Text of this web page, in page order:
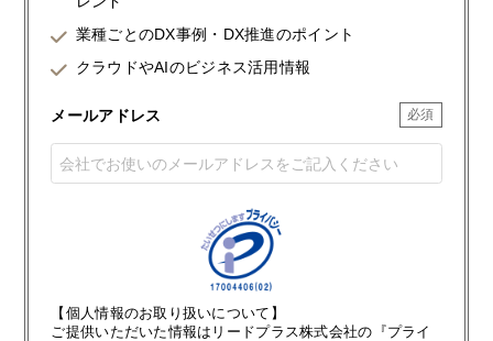
業種ごとのDX事例・DX推進のポイント
クラウドやAIのビジネス活用情報
メールアドレス
【個人情報のお取り扱いについて】
ご提供いただいた情報はリードプラス株式会社の『プライ